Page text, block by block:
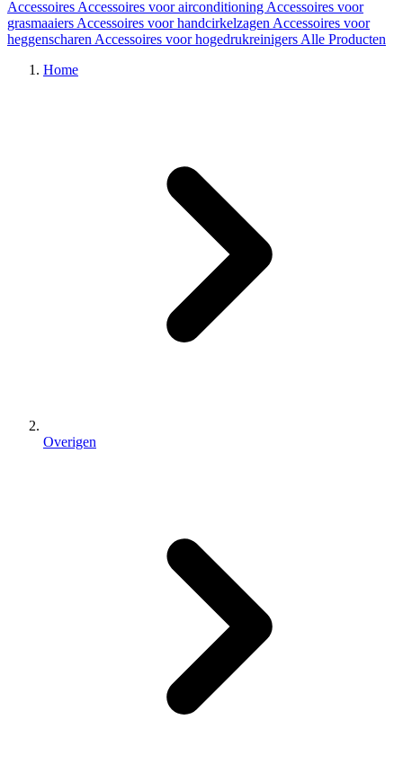
Accessoires Accessoires voor airconditioning Accessoires voor
grasmaaiers Accessoires voor handcirkelzagen Accessoires voor
heggenscharen Accessoires voor hogedrukreinigers Alle Producten
Home
Overigen